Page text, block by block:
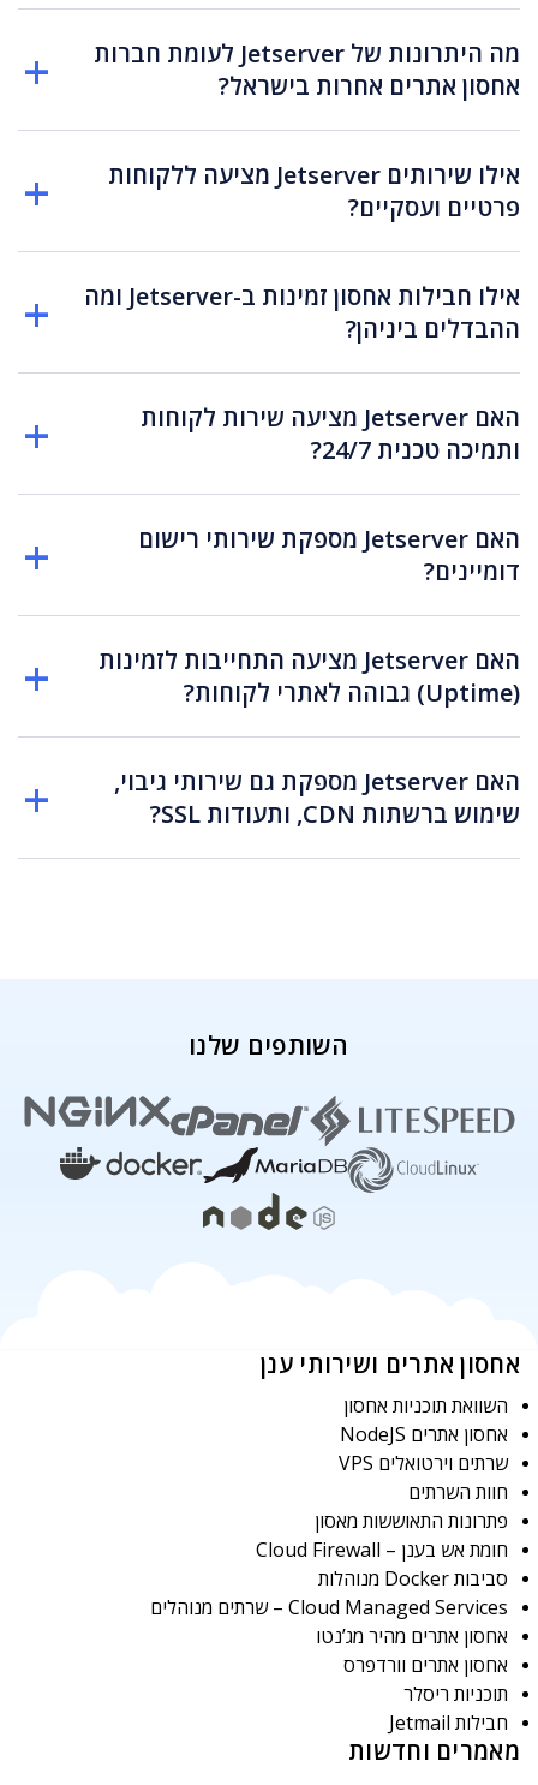
מה היתרונות של Jetserver לעומת חברות
אחסון אתרים אחרות בישראל?
אילו שירותים Jetserver מציעה ללקוחות
פרטיים ועסקיים?
אילו חבילות אחסון זמינות ב-Jetserver ומה
ההבדלים ביניהן?
האם Jetserver מציעה שירות לקוחות
ותמיכה טכנית 24/7?
האם Jetserver מספקת שירותי רישום
דומיינים?
האם Jetserver מציעה התחייבות לזמינות
(Uptime) גבוהה לאתרי לקוחות?
האם Jetserver מספקת גם שירותי גיבוי,
שימוש ברשתות CDN, ותעודות SSL?
השותפים שלנו
אחסון אתרים ושירותי ענן
השוואת תוכניות אחסון
אחסון אתרים NodeJS
שרתים וירטואלים VPS
חוות השרתים
פתרונות התאוששות מאסון
חומת אש בענן – Cloud Firewall
סביבות Docker מנוהלות
Cloud Managed Services – שרתים מנוהלים
אחסון אתרים מהיר מג’נטו
אחסון אתרים וורדפרס
תוכניות ריסלר
חבילות Jetmail
מאמרים וחדשות